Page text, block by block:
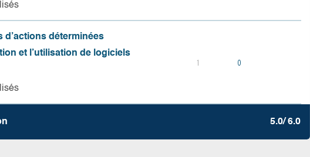
d’actions déterminées
et l’utilisation de logiciels
1 0
5.0/ 6.0